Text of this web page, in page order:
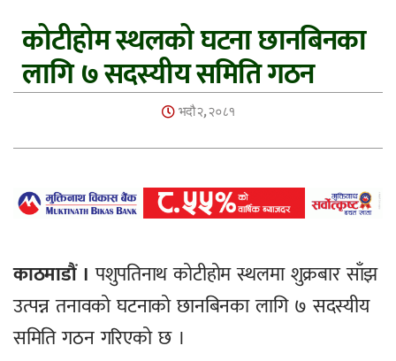
कोटीहोम स्थलको घटना छानबिनका
लागि ७ सदस्यीय समिति गठन
भदौ २, २०८१
काठमाडौं । पशुपतिनाथ कोटीहोम स्थलमा शुक्रबार साँझ
उत्पन्न तनावको घटनाको छानबिनका लागि ७ सदस्यीय
समिति गठन गरिएको छ ।